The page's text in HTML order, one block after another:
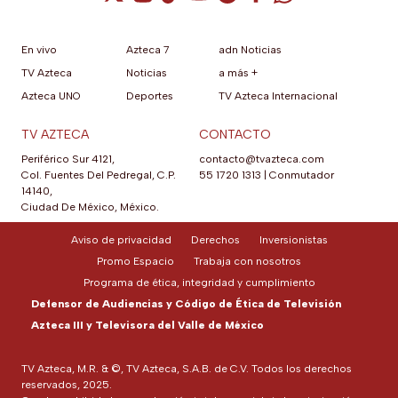
En vivo
TV Azteca
Azteca UNO
Azteca 7
Noticias
Deportes
adn Noticias
a más +
TV Azteca Internacional
TV AZTECA
Periférico Sur 4121,
Col. Fuentes Del Pedregal, C.P.
14140,
Ciudad De México, México.
CONTACTO
contacto@tvazteca.com
55 1720 1313
Conmutador
TV Azteca, M.R. & ©, TV Azteca, S.A.B. de C.V. Todos los derechos
reservados, 2025.
Aviso de privacidad Derechos
Inversionistas
Promo Espacio
Trabaja con nosotros
Programa de ética, integridad y cumplimiento
Defensor de Audiencias y Código de Ética de Televisión
Azteca III y Televisora del Valle de México